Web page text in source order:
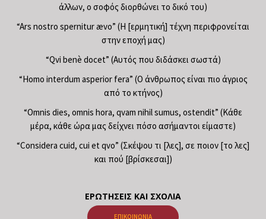
άλλων, ο σοφός διορθώνει το δικό του)
“Ars nostro spernitur ævo” (Η [ερμητική] τέχνη περιφρονείται
στην εποχή μας)
“Qvi benè docet” (Αυτός που διδάσκει σωστά)
“Homo interdum asperior fera” (Ο άνθρωπος είναι πιο άγριος
από το κτήνος)
“Omnis dies, omnis hora, qvam nihil sumus, ostendit” (Κάθε
μέρα, κάθε ώρα μας δείχνει πόσο ασήμαντοι είμαστε)
“Considera cuid, cui et qvo” (Σκέψου τι [λες], σε ποιον [το λες]
και πού [βρίσκεσαι])
ΕΡΩΤΉΣΕΙΣ ΚΑΙ ΣΧΌΛΙΑ
ΕΠΙΚΟΙΝΩΝΊΑ